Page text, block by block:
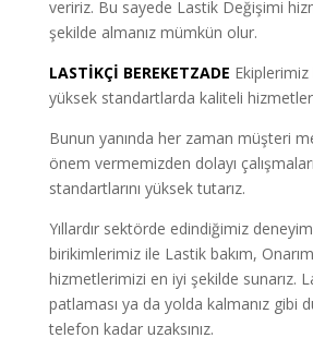
veririz. Bu sayede Lastik Değişimi
şekilde almanız mümkün olur.
LASTİKÇİ BEREKETZADE
yüksek standartlarda kaliteli
Bunun yanında her zaman müşteri
önem vermemizden dolayı
standartlarını yüksek tutarız.
Yıllardır sektörde edindiğimiz
birikimlerimiz ile Lastik bakım,
hizmetlerimizi en iyi şekilde sunarız.
patlaması ya da yolda kalmanız gibi
telefon kadar uzaksınız.